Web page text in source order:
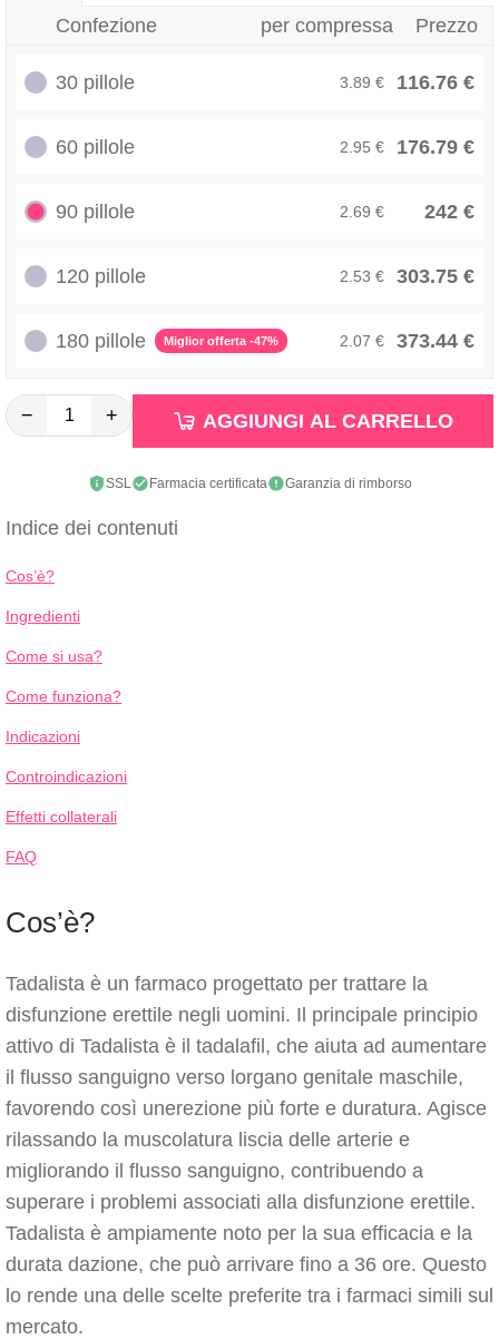
Confezione per compressa Prezzo
30 pillole 3.89 € 116.76 €
60 pillole 2.95 € 176.79 €
90 pillole 2.69 € 242 €
120 pillole 2.53 € 303.75 €
180 pillole Miglior offerta -47% 2.07 € 373.44 €
− + AGGIUNGI AL CARRELLO
SSL Farmacia certificata Garanzia di rimborso
Indice dei contenuti
Cos’è?
Ingredienti
Come si usa?
Come funziona?
Indicazioni
Controindicazioni
Effetti collaterali
FAQ
Cos’è?
Tadalista è un farmaco progettato per trattare la
disfunzione erettile negli uomini. Il principale principio
attivo di Tadalista è il tadalafil, che aiuta ad aumentare
il flusso sanguigno verso lorgano genitale maschile,
favorendo così unerezione più forte e duratura. Agisce
rilassando la muscolatura liscia delle arterie e
migliorando il flusso sanguigno, contribuendo a
superare i problemi associati alla disfunzione erettile.
Tadalista è ampiamente noto per la sua efficacia e la
durata dazione, che può arrivare fino a 36 ore. Questo
lo rende una delle scelte preferite tra i farmaci simili sul
mercato.